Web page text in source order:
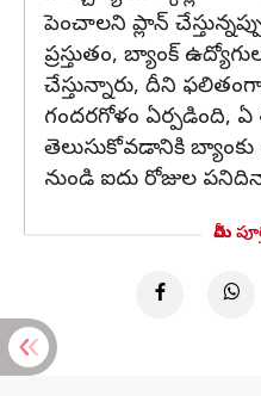
పెంచాలని ప్లాన్
ప్రస్తుతం, బ్యాంక్
చేస్తున్నారు, దీని
గందరగోళం ఏర్పడింది, ఏ
తెలుసుకోవడానికి
నుండి ఐదు రోజుల
మీరు